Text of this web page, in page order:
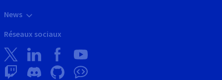
News
Réseaux sociaux